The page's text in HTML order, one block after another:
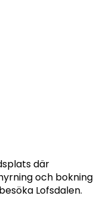
där
och bokning
Lofsdalen.